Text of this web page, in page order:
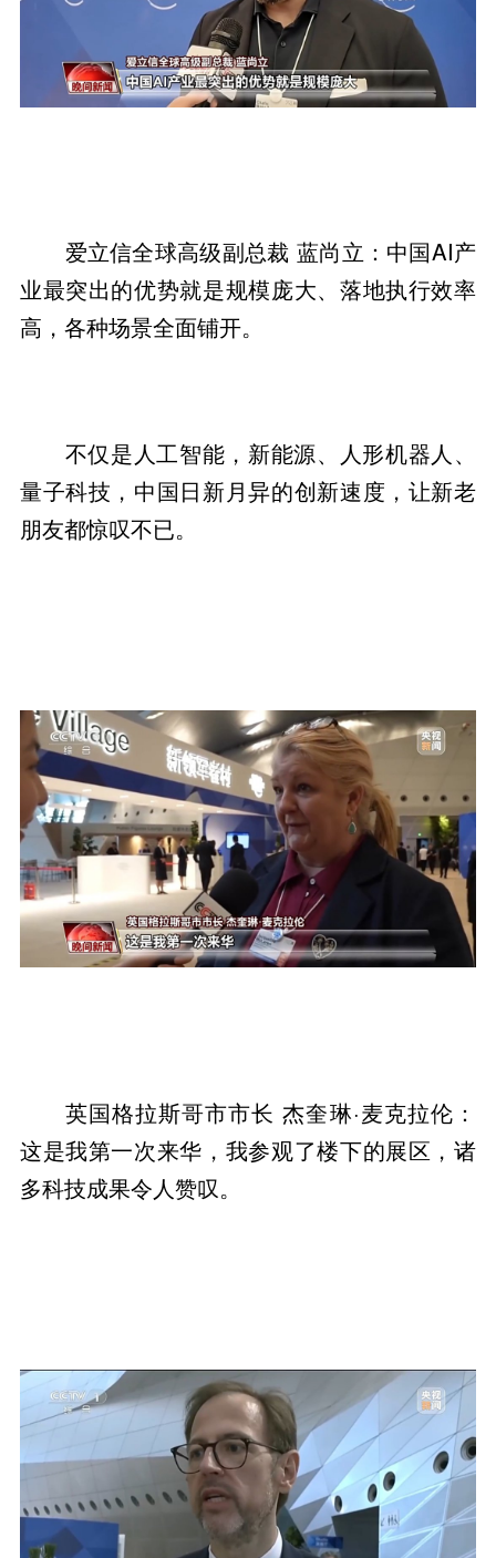
爱立信全球高级副总裁 蓝尚立：中国AI产
业最突出的优势就是规模庞大、落地执行效率
高，各种场景全面铺开。
不仅是人工智能，新能源、人形机器人、
量子科技，中国日新月异的创新速度，让新老
朋友都惊叹不已。
英国格拉斯哥市市长 杰奎琳·麦克拉伦：
这是我第一次来华，我参观了楼下的展区，诸
多科技成果令人赞叹。